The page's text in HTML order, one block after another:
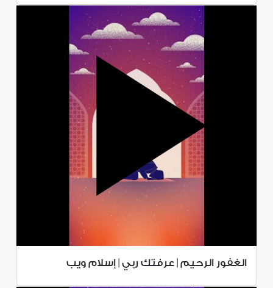
الغفور الرحيم | عرفتك ربي | إسلام ويب